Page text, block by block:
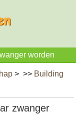
worden
> >> Building
zwanger